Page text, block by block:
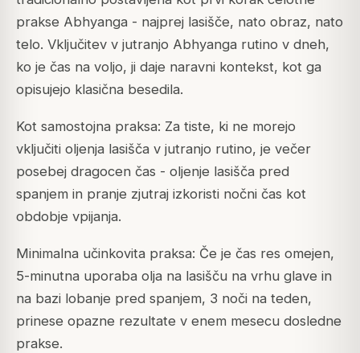
prakse Abhyanga - najprej lasišče, nato obraz, nato
telo. Vključitev v jutranjo Abhyanga rutino v dneh,
ko je čas na voljo, ji daje naravni kontekst, kot ga
opisujejo klasična besedila.
Kot samostojna praksa: Za tiste, ki ne morejo
vključiti oljenja lasišča v jutranjo rutino, je večer
posebej dragocen čas - oljenje lasišča pred
spanjem in pranje zjutraj izkoristi nočni čas kot
obdobje vpijanja.
Minimalna učinkovita praksa: Če je čas res omejen,
5-minutna uporaba olja na lasišču na vrhu glave in
na bazi lobanje pred spanjem, 3 noči na teden,
prinese opazne rezultate v enem mesecu dosledne
prakse.